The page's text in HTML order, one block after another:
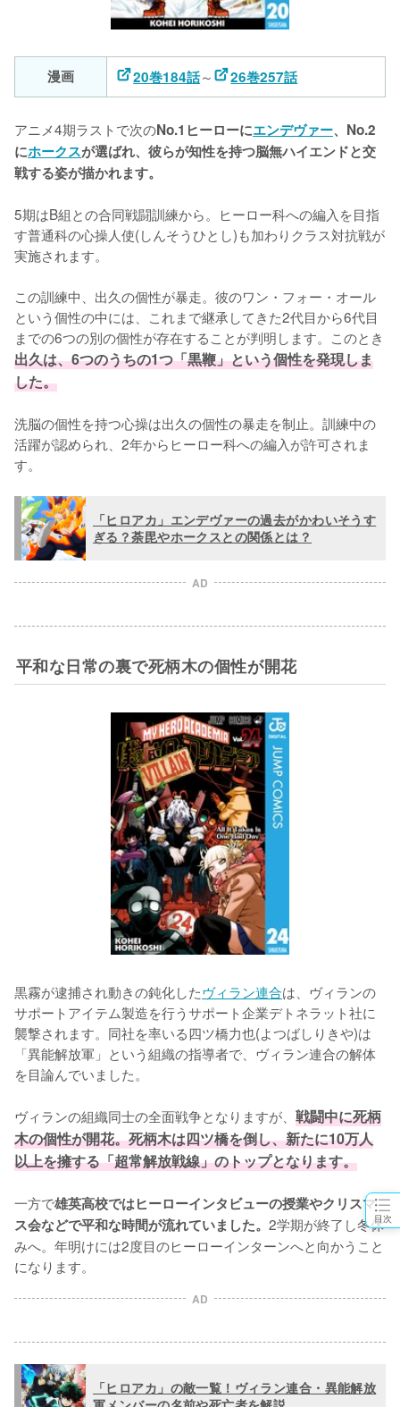
目次
漫画 20巻184話～ 26巻257話
アニメ4期ラストで次のNo.1ヒーローにエンデヴァー、No.2
にホークスが選ばれ、彼らが知性を持つ脳無ハイエンドと交
戦する姿が描かれます。
5期はB組との合同戦闘訓練から。ヒーロー科への編入を目指
す普通科の心操人使(しんそうひとし)も加わりクラス対抗戦が
実施されます。
この訓練中、出久の個性が暴走。彼のワン・フォー・オール
という個性の中には、これまで継承してきた2代目から6代目
までの6つの別の個性が存在することが判明します。このとき
出久は、6つのうちの1つ「黒鞭」という個性を発現しま
した。
洗脳の個性を持つ心操は出久の個性の暴走を制止。訓練中の
活躍が認められ、2年からヒーロー科への編入が許可されま
す。
「ヒロアカ」エンデヴァーの過去がかわいそうす
ぎる？荼毘やホークスとの関係とは？
AD
平和な日常の裏で死柄木の個性が開花
黒霧が逮捕され動きの鈍化したヴィラン連合は、ヴィランの
サポートアイテム製造を行うサポート企業デトネラット社に
襲撃されます。同社を率いる四ツ橋力也(よつばしりきや)は
「異能解放軍」という組織の指導者で、ヴィラン連合の解体
を目論んでいました。
ヴィランの組織同士の全面戦争となりますが、 戦闘中に死柄
木の個性が開花。死柄木は四ツ橋を倒し、新たに10万人
以上を擁する「超常解放戦線」のトップとなります。
一方で雄英高校ではヒーローインタビューの授業やクリスマ
ス会などで平和な時間が流れていました。 2学期が終了し冬休
みへ。年明けには2度目のヒーローインターンへと向かうこと
になります。
AD
「ヒロアカ」の敵一覧！ヴィラン連合・異能解放